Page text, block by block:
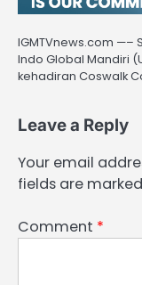
IGMTVnews.com —–
Indo Global Mandiri
kehadiran Coswalk
Leave a Reply
Your email
fields are marked
Comment *